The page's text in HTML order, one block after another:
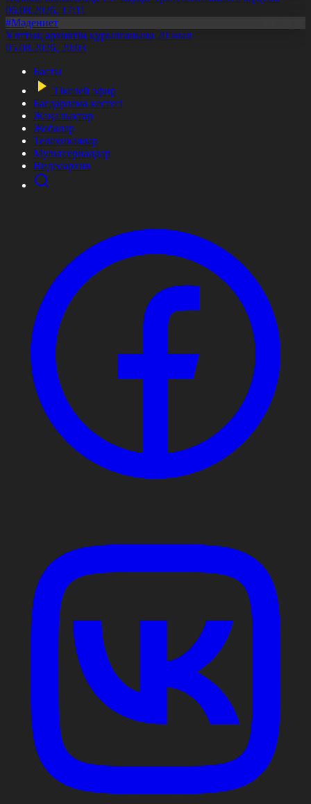
06.08.2026, 17:11
#Мәдениет
Ұлттық архивтің құрылғанына 20 жыл
05.08.2026, 20:03
Басты
Тікелей эфир
Бағдарлама кестесі
Жаңалықтар
Жобалар
Телехикаялар
Мультсериалдар
Видеоархив